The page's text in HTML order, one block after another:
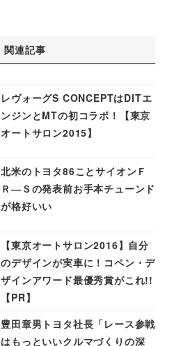
関連記事
レヴォーグS CONCEPTはDITエ
ンジンとMTの初コラボ！【東京
オートサロン2015】
北米のトヨタ86ことサイオンＦ
Ｒ―Ｓの発表前お手本チューンド
が格好いい
【東京オートサロン2016】自分
のデザインが実車に！コペン・デ
ザインアワード最優秀賞がこれ!!
【PR】
豊田章男トヨタ社長「レース参戦
はもっといいクルマづくりの深